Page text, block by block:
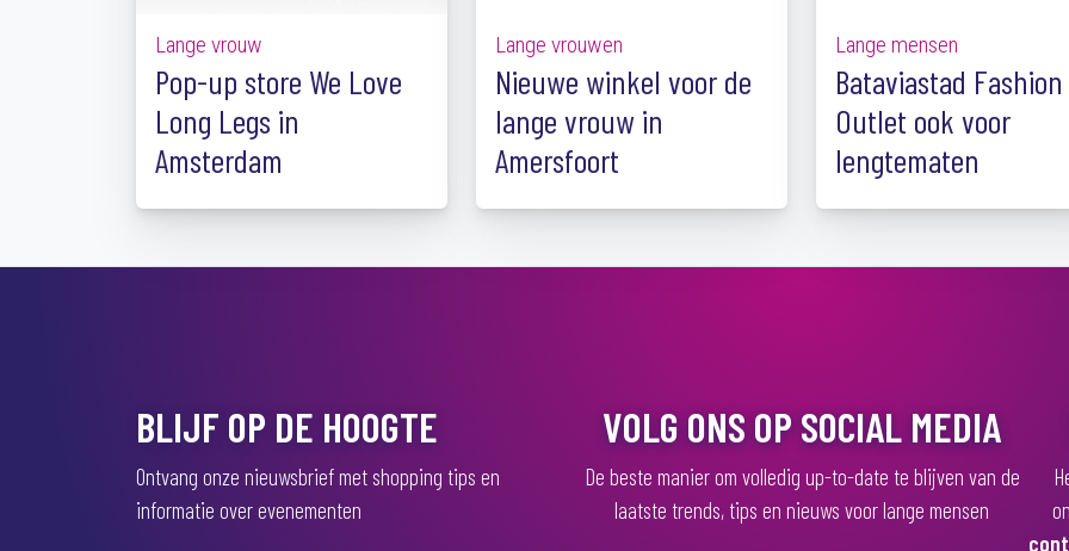
Lange vrouw
Pop-up store We Love
Long Legs in
Amsterdam
Lange vrouwen
Nieuwe winkel voor de
lange vrouw in
Amersfoort
Lange mensen
Bataviastad Fashion
Outlet ook voor
lengtematen
BLIJF OP DE HOOGTE
Ontvang onze nieuwsbrief met shopping tips en
informatie over evenementen
VOLG ONS OP SOCIAL MEDIA
De beste manier om volledig up-to-date te blijven van de
laatste trends, tips en nieuws voor lange mensen